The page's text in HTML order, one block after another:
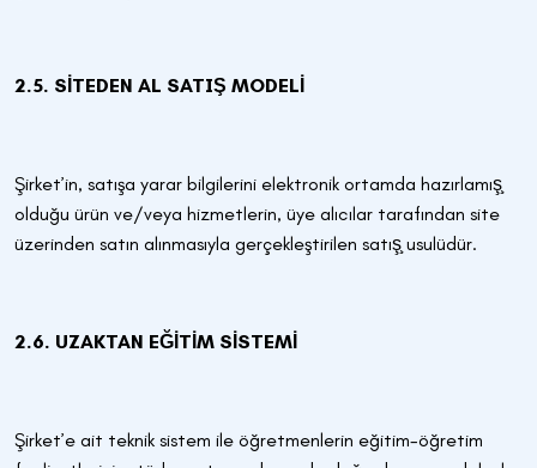
2.5. SİTEDEN AL SATIŞ MODELİ
Şirket’in, satışa yarar bilgilerini elektronik ortamda hazırlamış̧
olduğu ürün ve/veya hizmetlerin, üye alıcılar tarafından site
üzerinden satın alınmasıyla gerçekleştirilen satış̧ usulüdür.
2.6. UZAKTAN EĞİTİM SİSTEMİ
Şirket’e ait teknik sistem ile öğretmenlerin eğitim-öğretim